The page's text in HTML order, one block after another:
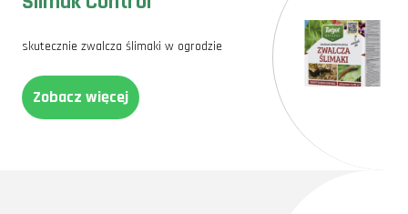
skutecznie zwalcza ślimaki w ogrodzie
Zobacz więcej